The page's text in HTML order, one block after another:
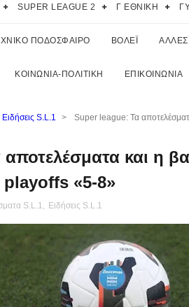
SUPER LEAGUE 2 Γ ΕΘΝΙΚΗ
ΠΟΔΟΣΦΑΙΡΟ ΒΟΛΕΪ ΑΛΛΕΣ
ΚΟΙΝΩΝΙΑ-ΠΟΛΙΤΙΚΗ ΕΠΙΚΟΙΝΩΝΙΑ
Ειδήσεις S.L.1 >
Super league: Τα
και η
playoffs «5-8»
S.L.1, Ειδήσεις S.L.1